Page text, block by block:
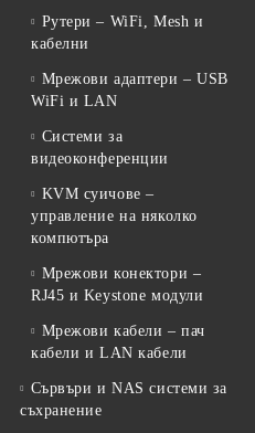
Рутери – WiFi, Mesh и
кабелни
Мрежови адаптери – USB
WiFi и LAN
Системи за
видеоконференции
KVM суичове –
управление на няколко
компютъра
Мрежови конектори –
RJ45 и Keystone модули
Мрежови кабели – пач
кабели и LAN кабели
Сървъри и NAS системи за
съхранение